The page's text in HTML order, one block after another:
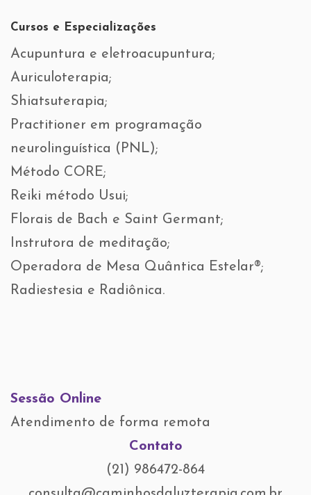
Cursos e Especializações
Acupuntura e eletroacupuntura;
Auriculoterapia;
Shiatsuterapia;
Practitioner em programação
neurolinguística (PNL);
Método CORE;
Reiki método Usui;
Florais de Bach e Saint Germant;
Instrutora de meditação;
Operadora de Mesa Quântica Estelar®;
Radiestesia e Radiônica.
Sessão Online
Atendimento de forma remota
Contato
(21) 986472-864